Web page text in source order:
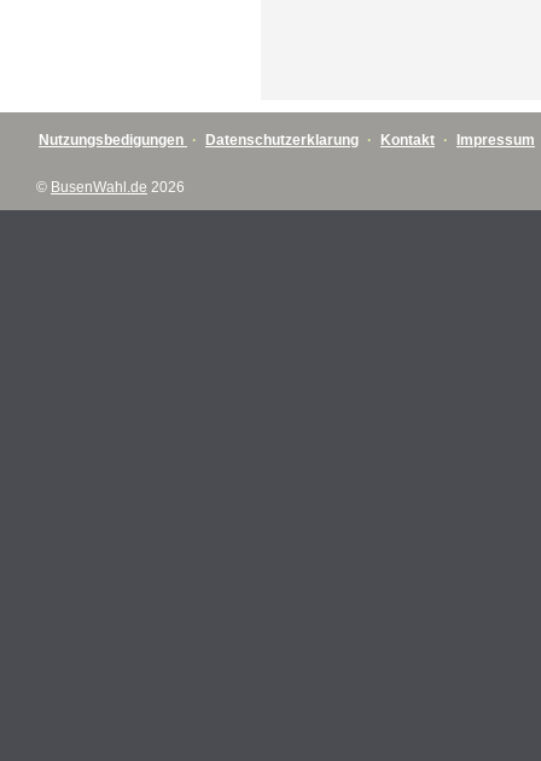
Nutzungsbedigungen · Datenschutzerklarung · Kontakt · Impressum
© BusenWahl.de 2026